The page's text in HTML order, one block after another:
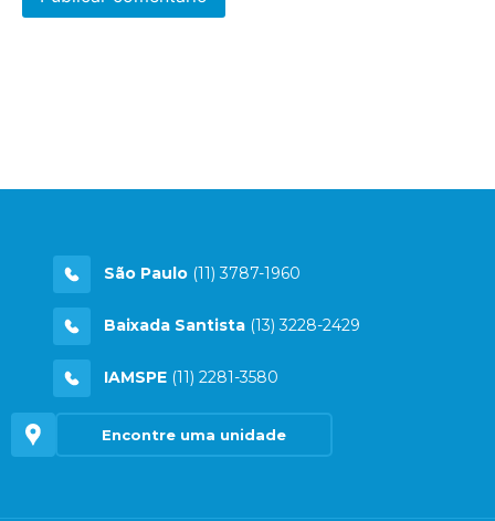
São Paulo (11) 3787-1960
Baixada Santista (13) 3228-2429
IAMSPE (11) 2281-3580
Encontre uma unidade